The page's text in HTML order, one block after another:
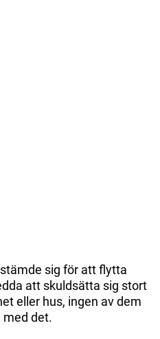
sig för att flytta
att skuldsätta sig stort
eller hus, ingen av dem
med det.